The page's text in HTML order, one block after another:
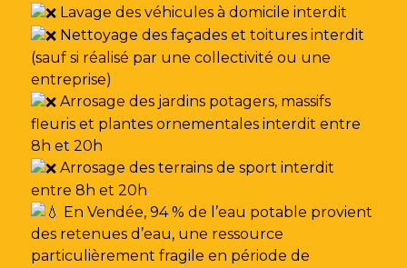
Lavage des véhicules à domicile interdit
Nettoyage des façades et toitures interdit
(sauf si réalisé par une collectivité ou une
entreprise)
Arrosage des jardins potagers, massifs
fleuris et plantes ornementales interdit entre
8h et 20h
Arrosage des terrains de sport interdit
entre 8h et 20h
En Vendée, 94 % de l’eau potable provient
des retenues d’eau, une ressource
particulièrement fragile en période de